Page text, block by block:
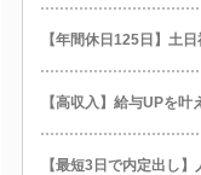
【年間休日125日】土
【高収入】給与UPを
【最短3日で内定出し